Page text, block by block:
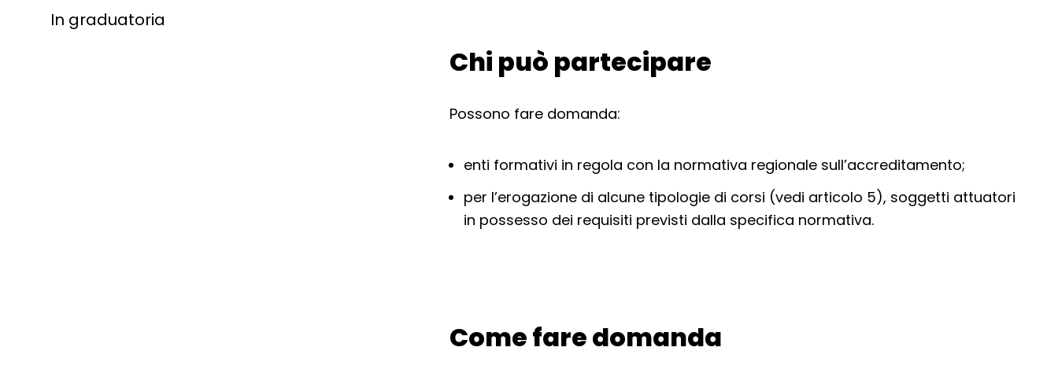
In graduatoria
Chi può partecipare
Possono fare domanda:
enti formativi in regola con la normativa regionale sull’accreditamento;
per l’erogazione di alcune tipologie di corsi (vedi articolo 5), soggetti attuatori
in possesso dei requisiti previsti dalla specifica normativa.
Torna alla navigazione
Come fare domanda
Torna alla navigazione